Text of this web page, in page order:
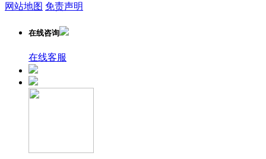
网站地图 免责声明
在线咨询
在线客服